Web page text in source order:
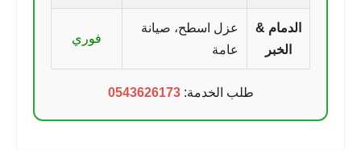
الدمام &
الخبر
عزل اسطح، صيانة
عامة
فوري
طلب الخدمة:0543626173